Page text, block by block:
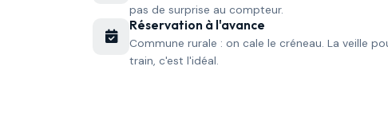
pas de surprise au compteur.
Réservation à l'avance
Commune rurale : on cale le créneau. La veille
train, c'est l'idéal.